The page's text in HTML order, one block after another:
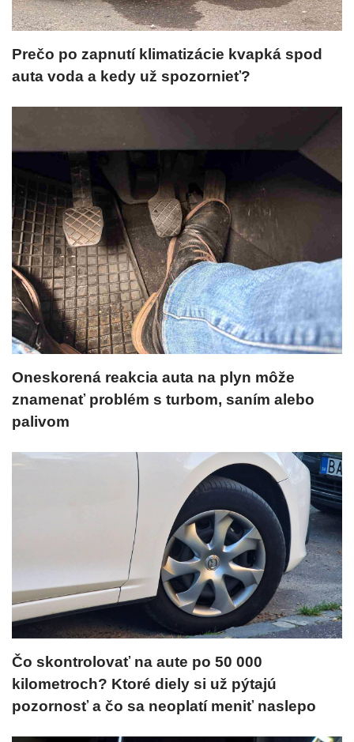
Prečo po zapnutí klimatizácie kvapká spod
auta voda a kedy už spozornieť?
Oneskorená reakcia auta na plyn môže
znamenať problém s turbom, saním alebo
palivom
Čo skontrolovať na aute po 50 000
kilometroch? Ktoré diely si už pýtajú
pozornosť a čo sa neoplatí meniť naslepo